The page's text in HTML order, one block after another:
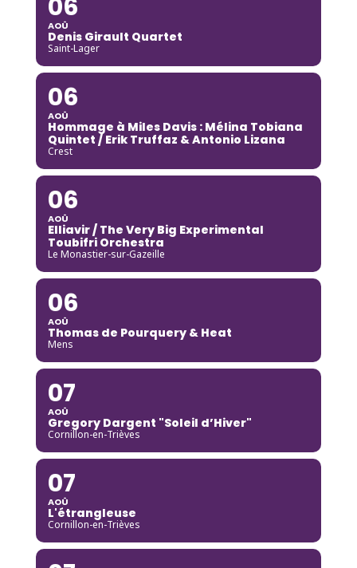
06
AOÛ
Denis Girault Quartet
Saint-Lager
06
AOÛ
Hommage à Miles Davis : Mélina Tobiana
Quintet / Erik Truffaz & Antonio Lizana
Crest
06
AOÛ
Elliavir / The Very Big Experimental
Toubifri Orchestra
Le Monastier-sur-Gazeille
06
AOÛ
Thomas de Pourquery & Heat
Mens
07
AOÛ
Gregory Dargent "Soleil d’Hiver"
Cornillon-en-Trièves
07
AOÛ
L'étrangleuse
Cornillon-en-Trièves